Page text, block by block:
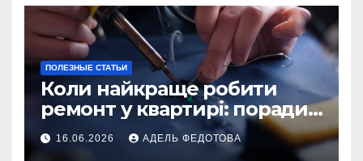
ПОЛЕЗНЫЕ СТАТЬИ
Коли найкраще робити
ремонт у квартирі: поради
та особливості 2026
16.06.2026 АДЕЛЬ ФЕДОТОВА